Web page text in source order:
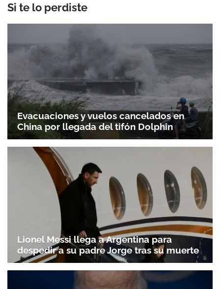
Si te lo perdiste
Evacuaciones y vuelos cancelados en
China por llegada del tifón Dolphin
Lionel Messi llega a Argentina para
despedir a su padre Jorge tras su muerte